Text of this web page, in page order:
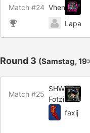
Match #24 Vhenii
Lapa
Round 3 (Samstag,
Match #25
SHW-
FotziBaer
faxij